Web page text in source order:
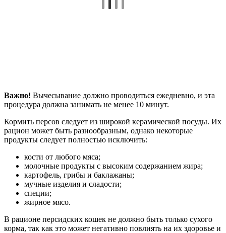
Важно! Вычесывание должно проводиться ежедневно, и эта
процедура должна занимать не менее 10 минут.
Кормить персов следует из широкой керамической посуды. Их
рацион может быть разнообразным, однако некоторые
продукты следует полностью исключить:
кости от любого мяса;
молочные продукты с высоким содержанием жира;
картофель, грибы и баклажаны;
мучные изделия и сладости;
специи;
жирное мясо.
В рационе персидских кошек не должно быть только сухого
корма, так как это может негативно повлиять на их здоровье и